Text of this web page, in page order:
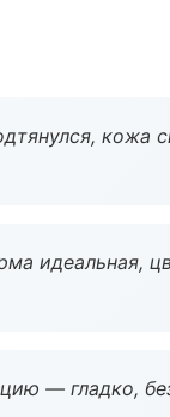
кожа
идеальная,
— гладко,